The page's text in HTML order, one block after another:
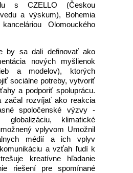
s CZELLO (Českou
a výskum), Bohemia
Olomouckého
by sa dali definovať ako
nových myšlienok
a modelov), ktorých
sociálne potreby, vytvoriť
a podporiť spoluprácu.
začal rozvíjať ako reakcia
spoločenské výzvy -
globalizáciu, klimatické
vplyvom Umožnil
médií a ich vplyv
a vzťah ľudí k
kreatívne hľadanie
riešení pre spomínané